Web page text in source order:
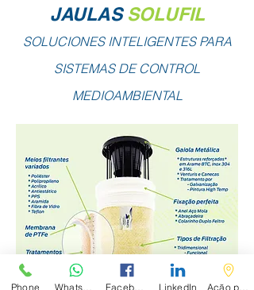
JAULAS SOLUFIL
SOLUCIONES INTELIGENTES PARA
SISTEMAS DE CONTROL
MEDIOAMBIENTAL
Phone LinkedIn